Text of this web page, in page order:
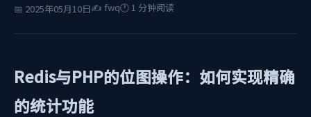
📅 2025年05月10日✍️ fwq🕐 1 分钟阅读
Redis与PHP的位图操作：如何实现精确
的统计功能